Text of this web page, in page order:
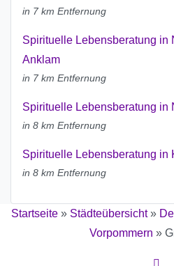
in 7 km Entfernung
Spirituelle Lebensberatung in
Anklam
in 7 km Entfernung
Spirituelle Lebensberatung in
in 8 km Entfernung
Spirituelle Lebensberatung in
in 8 km Entfernung
Startseite » Städteübersicht»
Vorpommern »